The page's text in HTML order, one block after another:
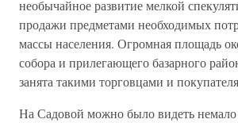
необычайное развитие мелкой
продажи предметами необходимых
массы населения. Огромная площадь
собора и прилегающего базарного
занята такими торговцами и
На Садовой можно было видеть немало